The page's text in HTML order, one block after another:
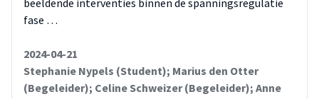
De zorgvisie van de Buurderij is cliëntgericht. Dit betekent
naar de mogelijkheden van mensen gekeken wordt. De
Buurderij is van mening dat ieder mens zich
moet kunnen ontplooien naar zijn of haar mogelijkheden.
fase …
2024-04-21
Stephanie Nypels (Student); Marius den Otter
(Begeleider); Celine Schweizer (Begeleider); Anne